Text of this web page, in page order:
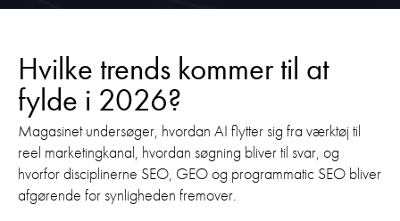
Hvilke trends kommer til at
fylde i 2026?
Magasinet undersøger, hvordan AI flytter sig fra værktøj til
reel marketingkanal, hvordan søgning bliver til svar, og
hvorfor disciplinerne SEO, GEO og programmatic SEO bliver
afgørende for synligheden fremover.